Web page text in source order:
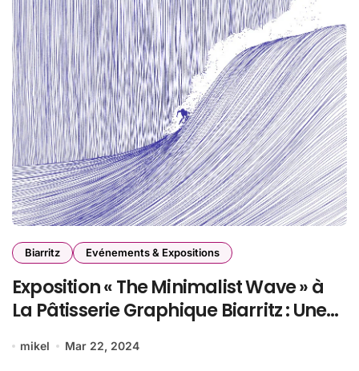
Biarritz Evénements & Expositions
Exposition « The Minimalist Wave » à
La Pâtisserie Graphique Biarritz : Une
Minimaliste
mikel Mar 22, 2024